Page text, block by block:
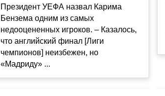
Президент УЕФА назвал Карима
Бензема одним из самых
недооцененных игроков. – Казалось,
что английский финал [Лиги
чемпионов] неизбежен, но
«Мадриду» ...